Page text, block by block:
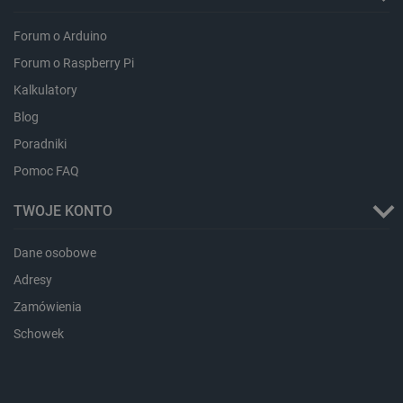
Forum o Arduino
Forum o Raspberry Pi
Kalkulatory
Blog
Poradniki
Pomoc FAQ
TWOJE KONTO
Dane osobowe
Adresy
Zamówienia
Schowek
critData botland.com.pl